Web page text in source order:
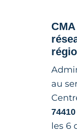
au
les 6